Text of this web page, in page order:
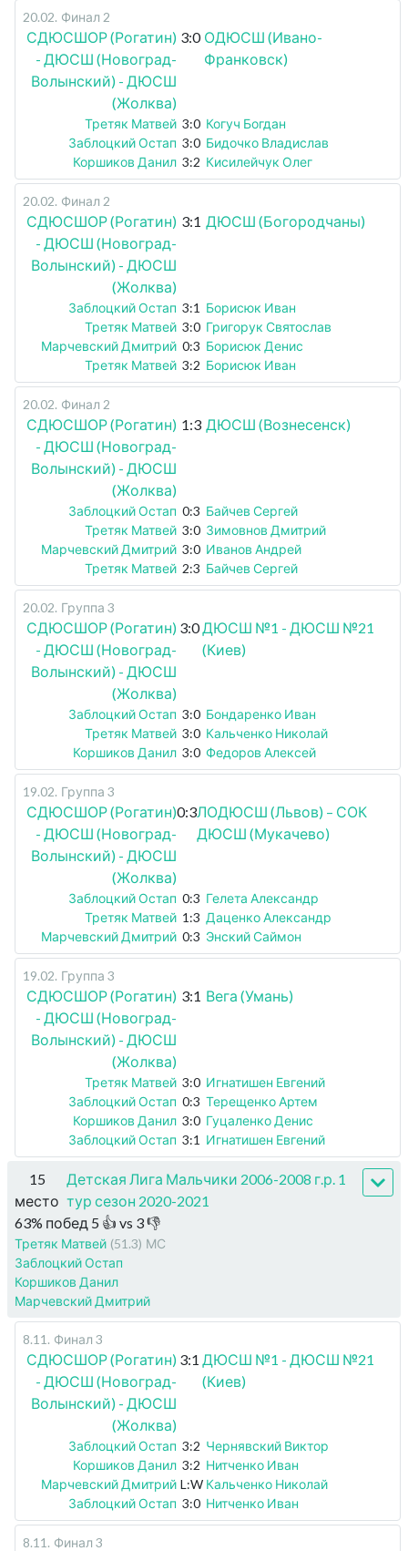
20.02. Финал 2
СДЮСШОР (Рогатин)
- ДЮСШ (Новоград-
Волынский) - ДЮСШ
(Жолква)
3:0 ОДЮСШ (Ивано-
Франковск)
Третяк Матвей 3:0 Когуч Богдан
Заблоцкий Остап 3:0 Бидочко Владислав
Коршиков Данил 3:2 Кисилейчук Олег
20.02. Финал 2
СДЮСШОР (Рогатин)
- ДЮСШ (Новоград-
Волынский) - ДЮСШ
(Жолква)
3:1 ДЮСШ (Богородчаны)
Заблоцкий Остап 3:1 Борисюк Иван
Третяк Матвей 3:0 Григорук Святослав
Марчевский Дмитрий 0:3 Борисюк Денис
Третяк Матвей 3:2 Борисюк Иван
20.02. Финал 2
СДЮСШОР (Рогатин)
- ДЮСШ (Новоград-
Волынский) - ДЮСШ
(Жолква)
1:3 ДЮСШ (Вознесенск)
Заблоцкий Остап 0:3 Байчев Сергей
Третяк Матвей 3:0 Зимовнов Дмитрий
Марчевский Дмитрий 3:0 Иванов Андрей
Третяк Матвей 2:3 Байчев Сергей
20.02. Группа 3
СДЮСШОР (Рогатин)
- ДЮСШ (Новоград-
Волынский) - ДЮСШ
(Жолква)
3:0ДЮСШ №1 - ДЮСШ №21
(Киев)
Заблоцкий Остап 3:0 Бондаренко Иван
Третяк Матвей 3:0 Кальченко Николай
Коршиков Данил 3:0 Федоров Алексей
19.02. Группа 3
СДЮСШОР (Рогатин)
- ДЮСШ (Новоград-
Волынский) - ДЮСШ
(Жолква)
0:3ЛОДЮСШ (Львов) – СОК
ДЮСШ (Мукачево)
Заблоцкий Остап 0:3 Гелета Александр
Третяк Матвей 1:3 Даценко Александр
Марчевский Дмитрий 0:3 Энский Саймон
19.02. Группа 3
СДЮСШОР (Рогатин)
- ДЮСШ (Новоград-
Волынский) - ДЮСШ
(Жолква)
3:1 Вега (Умань)
Третяк Матвей 3:0 Игнатишен Евгений
Заблоцкий Остап 0:3 Терещенко Артем
Коршиков Данил 3:0 Гуцаленко Денис
Заблоцкий Остап 3:1 Игнатишен Евгений
15
место
Детская Лига Мальчики 2006-2008 г.р. 1
тур сезон 2020-2021
63% побед 5 👍 vs 3👎
Третяк Матвей (51.3) МС
Заблоцкий Остап
Коршиков Данил
Марчевский Дмитрий
8.11 . Финал 3
СДЮСШОР (Рогатин)
- ДЮСШ (Новоград-
Волынский) - ДЮСШ
(Жолква)
3:1 ДЮСШ №1 - ДЮСШ №21
(Киев)
Заблоцкий Остап 3:2 Чернявский Виктор
Коршиков Данил 3:2 Нитченко Иван
Марчевский Дмитрий L:W Кальченко Николай
Заблоцкий Остап 3:0 Нитченко Иван
8.11 . Финал 3